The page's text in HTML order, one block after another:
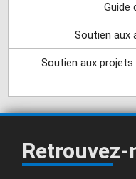
Guide
Soutien aux
Soutien aux
Retrouvez-